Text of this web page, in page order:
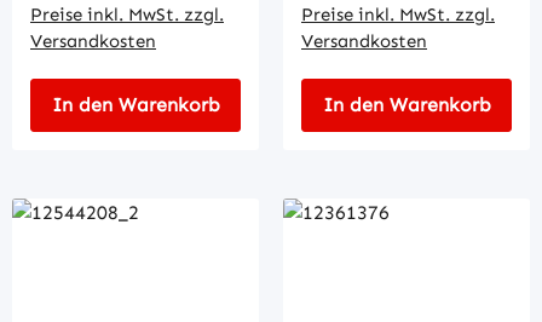
Preise inkl. MwSt. zzgl.
Versandkosten
In den Warenkorb
Preise inkl. MwSt. zzgl.
Versandkosten
In den Warenkorb